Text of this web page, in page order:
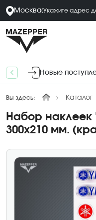
Москва(Укажите адрес
Новые
Вы здесь: Каталог
Набор наклеек
300х210 мм.